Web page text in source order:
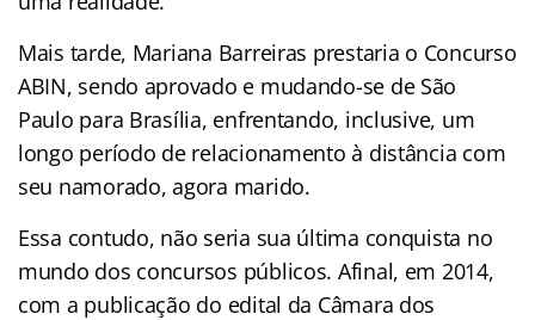
Mais tarde, Mariana Barreiras prestaria o Concurso
ABIN, sendo aprovado e mudando-se de São
Paulo para Brasília, enfrentando, inclusive, um
longo período de relacionamento à distância com
seu namorado, agora marido.
Essa contudo, não seria sua última conquista no
mundo dos concursos públicos. Afinal, em 2014,
com a publicação do edital da Câmara dos